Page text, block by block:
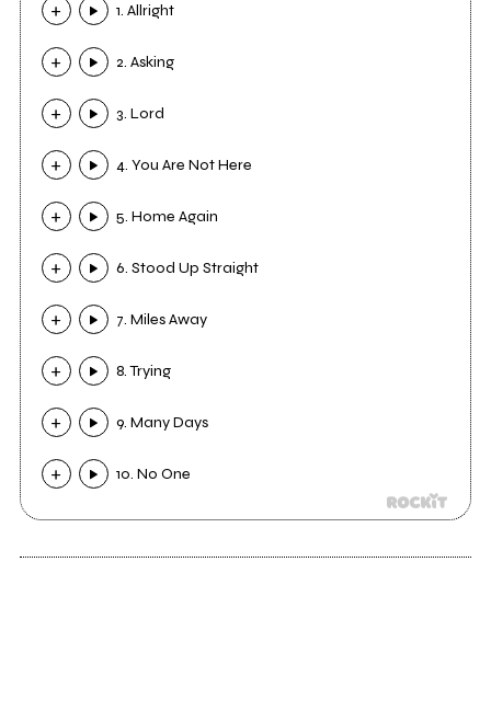
1. Allright
2. Asking
3. Lord
4. You Are Not Here
5. Home Again
6. Stood Up Straight
7. Miles Away
8. Trying
9. Many Days
10. No One